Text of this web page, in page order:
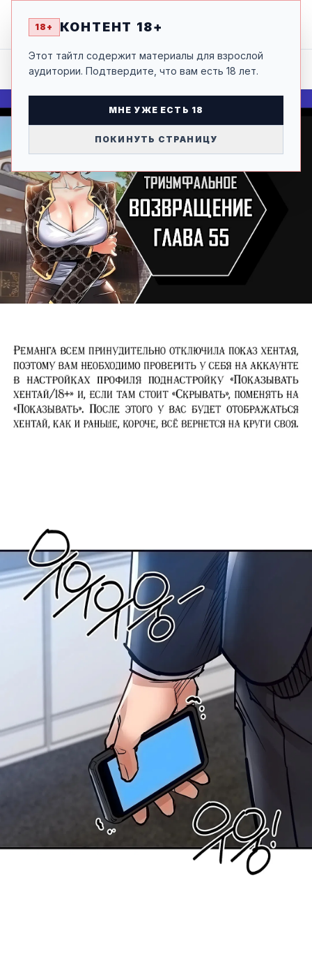
18+ КОНТЕНТ 18+
Этот тайтл содержит материалы для взрослой
аудитории. Подтвердите, что вам есть 18 лет.
МНЕ УЖЕ ЕСТЬ 18
ПОКИНУТЬ СТРАНИЦУ
НАЗАД